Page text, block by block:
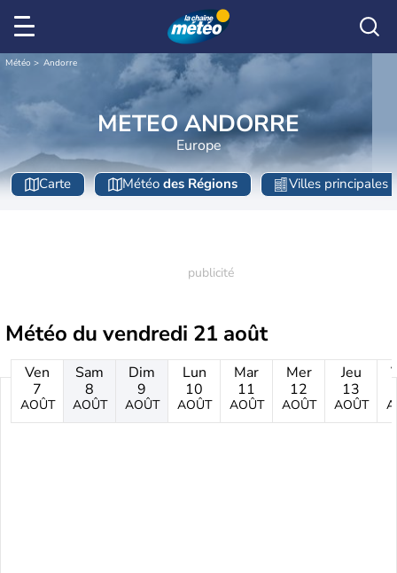
Météo Andorre
METEO ANDORRE
Europe
Carte Météo des Régions Villes principales
Météo du vendredi 21 août
Ven
7
AOÛT
Sam
8
AOÛT
Dim
9
AOÛT
Lun
10
AOÛT
Mar
11
AOÛT
Mer
12
AOÛT
Jeu
13
AOÛT